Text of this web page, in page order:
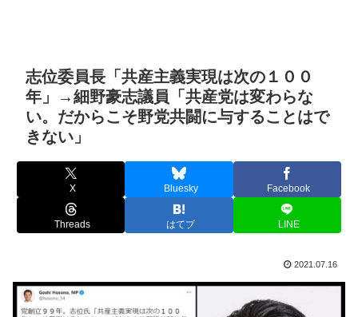
志位委員長「共産主義実現は次の１００
年」→細野豪志議員「共産党は変わらな
い。だからこそ野党共闘に与することはで
きない」
X Bluesky Facebook
Threads はてブ LINE
2021.07.16